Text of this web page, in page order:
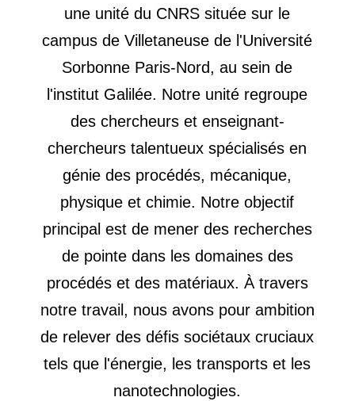
une unité du CNRS située sur le
campus de Villetaneuse de l'Université
Sorbonne Paris-Nord, au sein de
l'institut Galilée. Notre unité regroupe
des chercheurs et enseignant-
chercheurs talentueux spécialisés en
génie des procédés, mécanique,
physique et chimie. Notre objectif
principal est de mener des recherches
de pointe dans les domaines des
procédés et des matériaux. À travers
notre travail, nous avons pour ambition
de relever des défis sociétaux cruciaux
tels que l'énergie, les transports et les
nanotechnologies.